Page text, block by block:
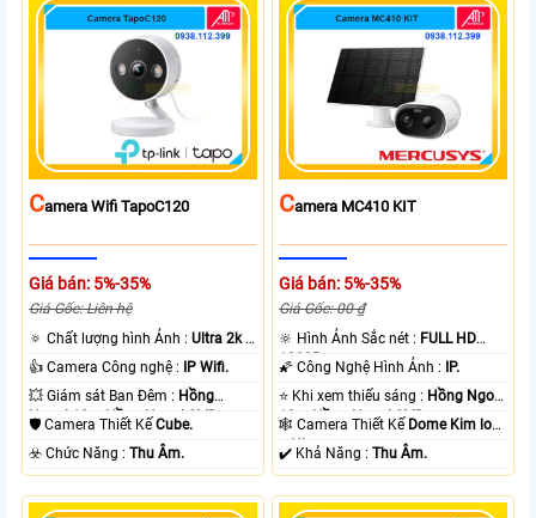
CAmera Wifi TapoC120
Giá bán: 5%-35%
Giá Gốc: Liên hệ
🔅 Chất lượng hình Ảnh :Ultra 2k +
.
👍 Camera Công nghệ :
IP Wifi.
💥 Giám sát Ban Đêm : Hồng
Ngoại 10m Hồng Ngoại SMD.
🛡 Camera Thiết KếCube.
️☣️ Chức Năng :Thu Âm.
CAmera MC410 KIT
Giá bán: 5%-35%
Giá Gốc: 00 ₫
🔆 Hình Ảnh Sắc nét : FULL HD
1080P .
🌠 Công Nghệ Hình Ảnh :
IP.
⭐ Khi xem thiếu sáng : Hồng Ngoại
10m Hồng Ngoại SMD.
🕸️ Camera Thiết Kế Dome Kim loại
+ Nhựa.
️✔️ Khả Năng :Thu Âm.